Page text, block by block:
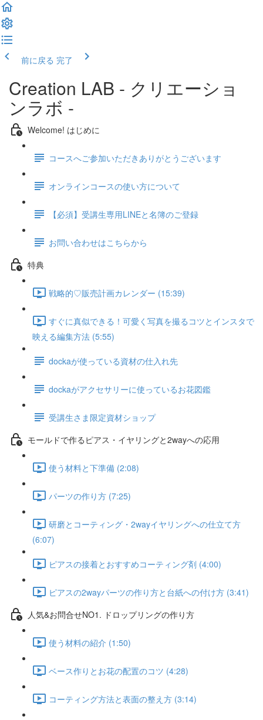
前に戻る 完了
Creation LAB - クリエーショ
ンラボ -
Welcome! はじめに
コースへご参加いただきありがとうございます
オンラインコースの使い方について
【必須】受講生専用LINEと名簿のご登録
お問い合わせはこちらから
特典
戦略的♡販売計画カレンダー (15:39)
すぐに真似できる！可愛く写真を撮るコツとインスタで
映える編集方法 (5:55)
dockaが使っている資材の仕入れ先
dockaがアクセサリーに使っているお花図鑑
受講生さま限定資材ショップ
モールドで作るピアス・イヤリングと2wayへの応用
使う材料と下準備 (2:08)
パーツの作り方 (7:25)
研磨とコーティング・2wayイヤリングへの仕立て方
(6:07)
ピアスの接着とおすすめコーティング剤 (4:00)
ピアスの2wayパーツの作り方と台紙への付け方 (3:41)
人気&お問合せNO1. ドロップリングの作り方
使う材料の紹介 (1:50)
ベース作りとお花の配置のコツ (4:28)
コーティング方法と表面の整え方 (3:14)